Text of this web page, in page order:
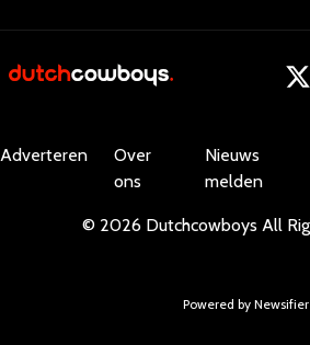
Adverteren
Over
ons
Nieuws
melden
© 2026 Dutchcowboys All
Powered by Newsifier